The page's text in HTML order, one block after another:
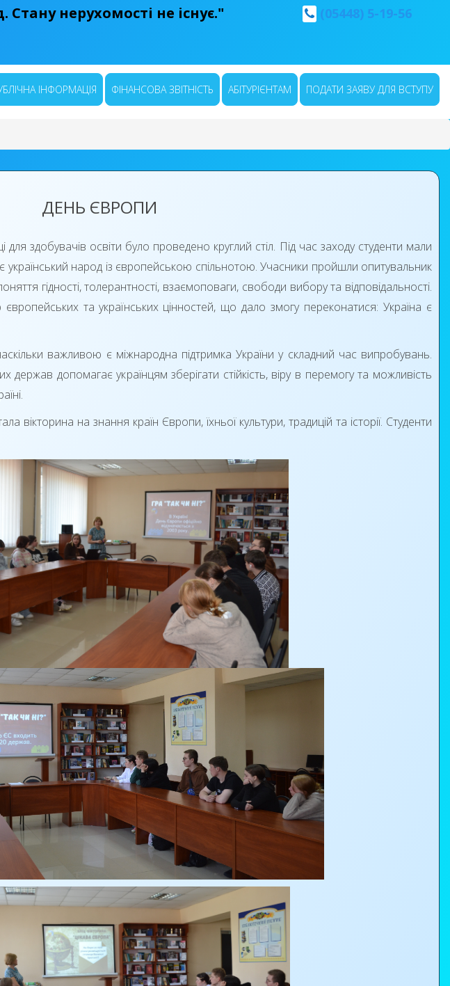
нерухомості не існує." (05448) 5-19-56
ІНФОРМАЦІЯ ФІНАНСОВА ЗВІТНІСТЬ АБІТУРІЄНТАМ ПОДАТИ ЗАЯВУ ДЛЯ ВСТУПУ
ДЕНЬ ЄВРОПИ
здобувачів освіти було проведено круглий стіл. Під час заходу студенти мали
український народ із європейською спільнотою. Учасники пройшли опитувальник
гідності, толерантності, взаємоповаги, свободи вибору та відповідальності.
та українських цінностей, що дало змогу переконатися: Україна є
важливою є міжнародна підтримка України у складний час випробувань.
держав допомагає українцям зберігати стійкість, віру в перемогу та можливість
вікторина на знання країн Європи, їхньої культури, традицій та історії. Студенти